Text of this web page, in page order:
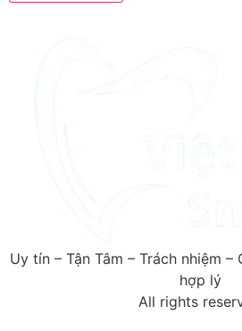
Uy tín – Tận Tâm – Trách nhiệm –
hợp lý
All rights